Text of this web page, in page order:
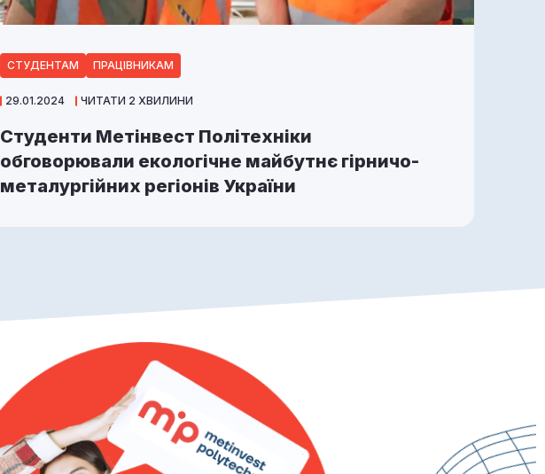
СТУДЕНТАМ ПРАЦІВНИКАМ
29.01.2024 ЧИТАТИ 2 ХВИЛИНИ
Студенти Метінвест Політехніки
обговорювали екологічне майбутнє гірничо-
металургійних регіонів України